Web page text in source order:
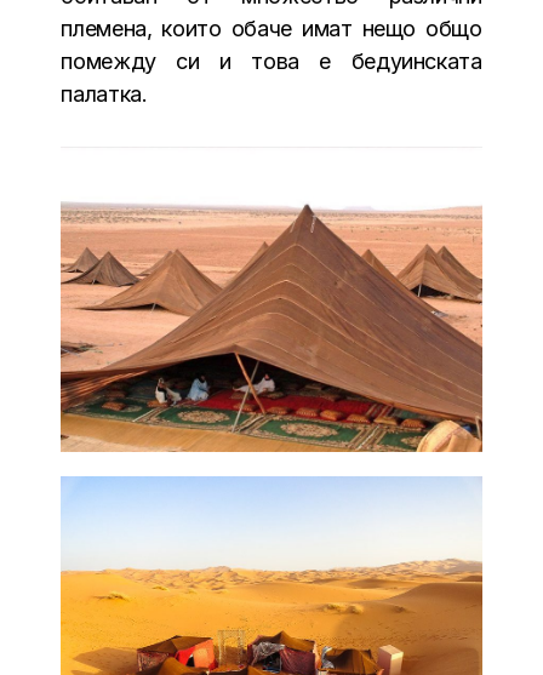
племена, които обаче имат нещо общо
помежду си и това е бедуинската
палатка.